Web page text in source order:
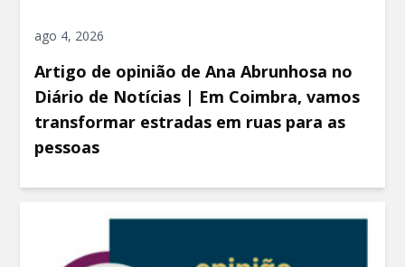
ago 4, 2026
Artigo de opinião de Ana Abrunhosa no
Diário de Notícias | Em Coimbra, vamos
transformar estradas em ruas para as
pessoas